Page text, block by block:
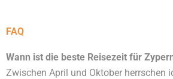
FAQ
Wann ist die beste Reisezeit für
Zwischen April und Oktober herrschen